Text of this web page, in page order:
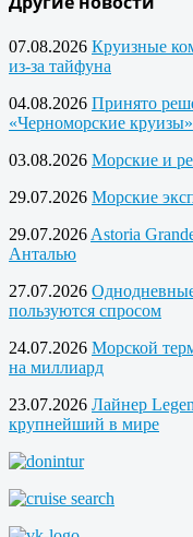
07.08.2026 Круизные
из-за тайфуна
04.08.2026 Принято
«Черноморские круизы»
03.08.2026 Морские и
29.07.2026 Морские
29.07.2026 Astoria
Анталью
27.07.2026
пользуются спросом
24.07.2026 Морской
на миллиард
23.07.2026 Лайнер
крупнейший в мире